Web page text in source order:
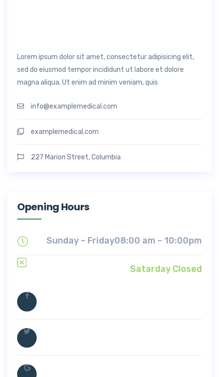
Lorem ipsum dolor sit amet, consectetur adipisicing elit,
sed do eiusmod tempor incididunt ut labore et dolore
magna aliqua. Ut enim ad minim veniam, quis
info@examplemedical.com
examplemedical.com
227 Marion Street, Columbia
Opening Hours
Sunday – Friday08:00 am – 10:00pm
Satarday Closed